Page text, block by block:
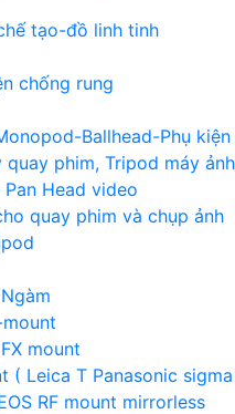
tạo-đồ linh tinh
chống rung
Ballhead-Phụ kiện
quay phim, Tripod máy
Head video
quay phim và chụp ảnh
mount
( Leica T Panasonic
RF mount mirrorless